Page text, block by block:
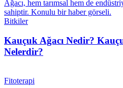
Bitkiler
Kauçuk Ağacı Nedir?
Nelerdir?
Fitoterapi